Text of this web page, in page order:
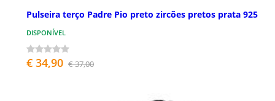
Pulseira terço Padre Pio preto zircões pretos prata 925
DISPONÍVEL
€ 34,90 € 37,00